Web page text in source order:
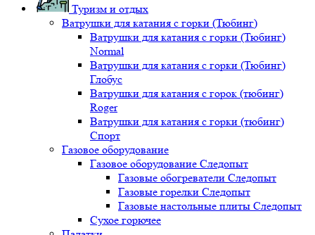
Туризм и отдых
Ватрушки для катания с горки (Тюбинг)
Ватрушки для катания с горки (Тюбинг)
Normal
Ватрушки для катания с горки (Тюбинг)
Глобус
Ватрушки для катания с горок (тюбинг)
Roger
Ватрушки для катания с горки (тюбинг)
Спорт
Газовое оборудование
Газовое оборудование Следопыт
Газовые обогреватели Следопыт
Газовые горелки Следопыт
Газовые настольные плиты Следопыт
Сухое горючее